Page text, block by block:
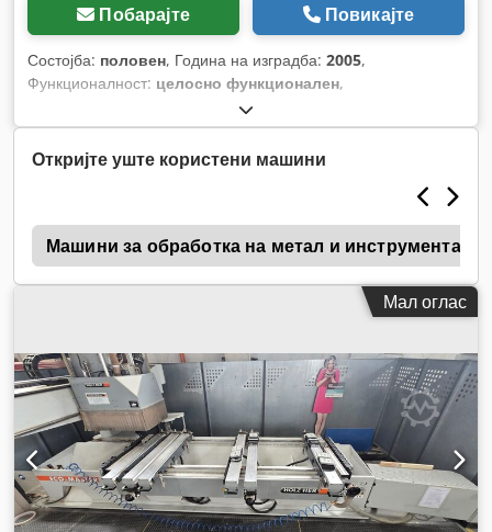
Побарајте Повикајте
Состојба: половен, Година на изградба: 2005,
Функционалност: целосно функционален,
Откријте уште користени машини
Машини за обработка на метал и
Мал оглас